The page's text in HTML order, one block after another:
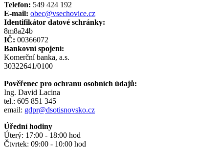
Telefon: 549 424 192
E-mail: obec@vsechovice.cz
Identifikátor datové schránky:
8m8a24b
IČ: 00366072
Bankovní spojení:
Komerční banka, a.s.
30322641/0100
Pověřenec pro ochranu osobních údajů:
Ing. David Lacina
tel.: 605 851 345
email: gdpr@dsotisnovsko.cz
Úřední hodiny
Úterý: 17:00 - 18:00 hod
Čtvrtek: 09:00 - 10:00 hod